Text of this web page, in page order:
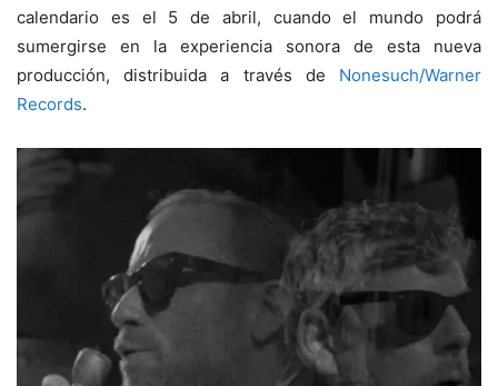
calendario es el 5 de abril, cuando el mundo podrá
sumergirse en la experiencia sonora de esta nueva
producción, distribuida a través de Nonesuch/Warner
Records.